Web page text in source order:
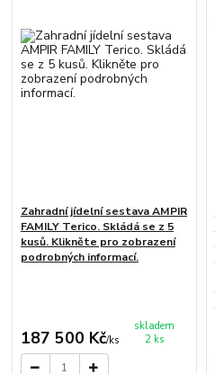
Zahradní jídelní sestava AMPIR
FAMILY Terico. Skládá se z 5
kusů. Klikněte pro zobrazení
podrobných informací.
187 500 Kč/ks
skladem
2 ks